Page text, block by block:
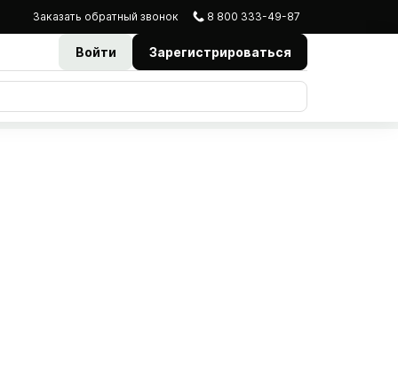
Заказать обратный звонок 8 800 333-49-87
Войти Зарегистрироваться